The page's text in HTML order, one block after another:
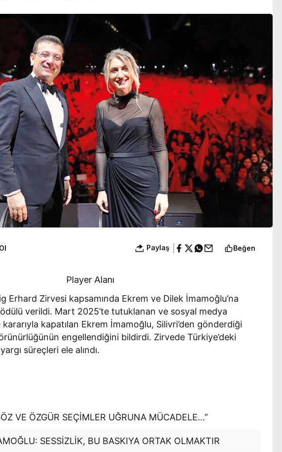
Paylaş Beğen
Player Alanı
Erhard Zirvesi kapsamında Ekrem ve Dilek İmamoğlu’na
ödülü verildi. Mart 2025’te tutuklanan ve sosyal medya
kapatılan Ekrem İmamoğlu, Silivri’den gönderdiği
engellendiğini bildirdi. Zirvede Türkiye’deki
süreçleri ele alındı.
VE ÖZGÜR SEÇİMLER UĞRUNA MÜCADELE…”
SESSİZLİK, BU BASKIYA ORTAK OLMAKTIR
transfer
Başkan Yardımcısı
Rüzgar Sönmez